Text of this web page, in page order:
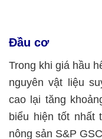
Đầu cơ
Trong khi giá hầu
nguyên vật liệu
cao lại tăng
biểu hiện tốt nhất
nông sản S&P